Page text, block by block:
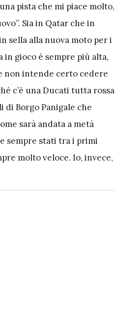
pista che mi piace molto,
Sia in Qatar che in
sella alla nuova moto per i
in gioco è sempre più alta,
non intende certo cedere
c’è una Ducati tutta rossa
di Borgo Panigale che
sarà andata a metà
sempre stati tra i primi
molto veloce. Io, invece,